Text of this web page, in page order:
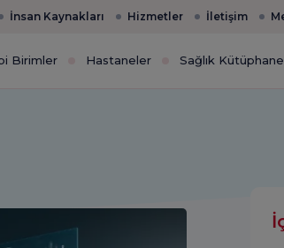
İnsan Kaynakları Hizmetler İletişim
Birimler Hastaneler Sağlık